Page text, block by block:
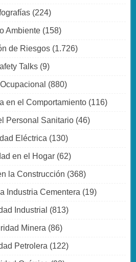
(224)
Ambiente (158)
de Riesgos (1.726)
Talks(9)
(880)
en el Comportamiento(116)
Personal Sanitario (46)
Eléctrica(130)
en el Hogar(62)
la Construcción (368)
Industria Cementera(19)
Industrial (813)
Minera(86)
Petrolera (122)